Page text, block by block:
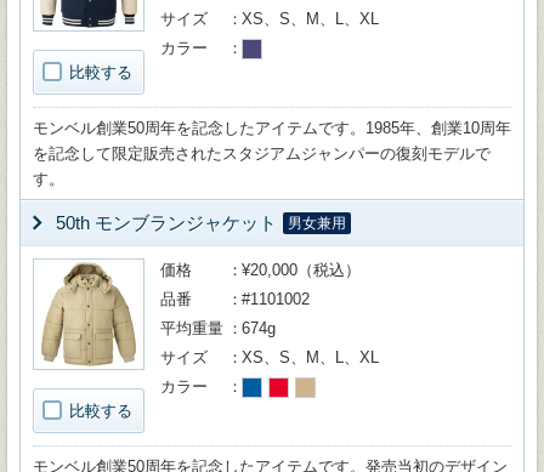
比較する
サイズ
XS、S、M、L、XL
カラー
モンベル創業50周年を記念したアイテムです。1985年、創業10周年
を記念して限定販売されたスタジアムジャンパーの復刻モデルで
す。
50th モンブランジャケット 男女兼用
比較する
価格
¥20,000（税込）
品番
#1101002
平均重量
674g
サイズ
XS、S、M、L、XL
カラー
モンベル創業50周年を記念したアイテムです。発売当初のデザイン